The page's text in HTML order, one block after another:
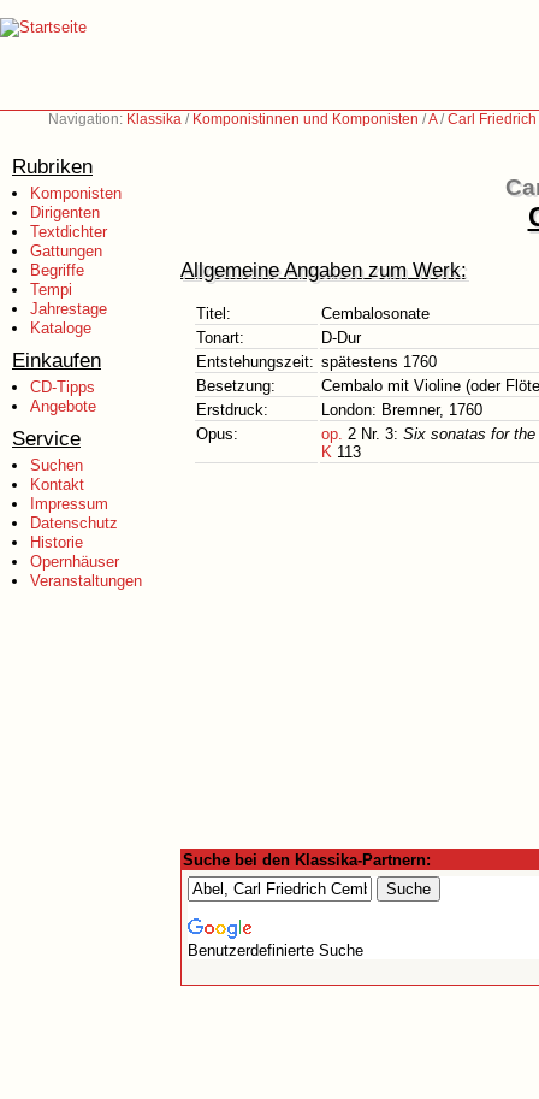
Navigation: Klassika / Komponistinnen und Komponisten /A/Carl
Rubriken
Komponisten
Dirigenten
Textdichter
Gattungen
Begriffe
Tempi
Jahrestage
Kataloge
Einkaufen
CD-Tipps
Angebote
Service
Suchen
Kontakt
Impressum
Datenschutz
Historie
Opernhäuser
Veranstaltungen
Allgemeine Angaben zum Werk:
Titel:
Cembalosonate
Tonart:
D-Dur
Entstehungszeit: spätestens 1760
Besetzung:
Cembalo mit Violine (oder
Erstdruck:
London: Bremner, 1760
Opus:
op. 2 Nr. 3: Six sonatas for
K 113
Suche bei den Klassika-Partnern:
Benutzerdefinierte Suche